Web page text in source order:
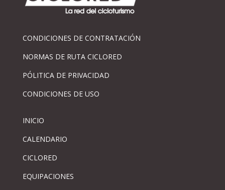
CONDICIONES DE CONTRATACIÓN
NORMAS DE RUTA CICLORED
PÓLITICA DE PRIVACIDAD
CONDICIONES DE USO
INICIO
CALENDARIO
CICLORED
EQUIPACIONES